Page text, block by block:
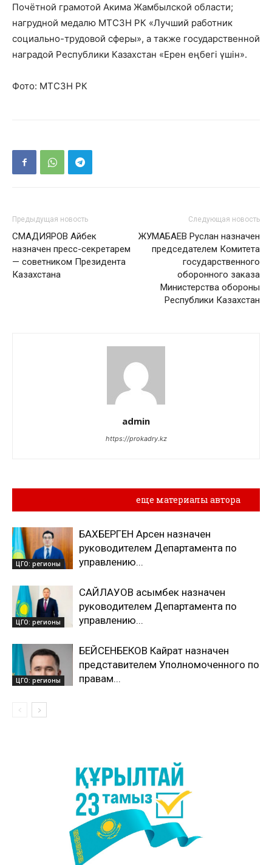
Почётной грамотой Акима Жамбылской области;
нагрудной медалю МТСЗН РК «Лучший работник
социально-трудовой сферы», а также государственной
наградой Республики Казахстан «Ерен еңбегі үшін».
Фото: МТСЗН РК
Предыдущая новость
СМАДИЯРОВ Айбек
назначен пресс-секретарем
— советником Президента
Казахстана
Следующая новость
ЖУМАБАЕВ Руслан назначен
председателем Комитета
государственного
оборонного заказа
Министерства обороны
Республики Казахстан
admin
https://prokadry.kz
еще материалы автора
ЦГО: регионы
БАХБЕРГЕН Арсен назначен
руководителем Департамента по
управлению...
ЦГО: регионы
САЙЛАУОВ Қасымбек назначен
руководителем Департамента по
управлению...
ЦГО: регионы
БЕЙСЕНБЕКОВ Кайрат назначен
представителем Уполномоченного по
правам...